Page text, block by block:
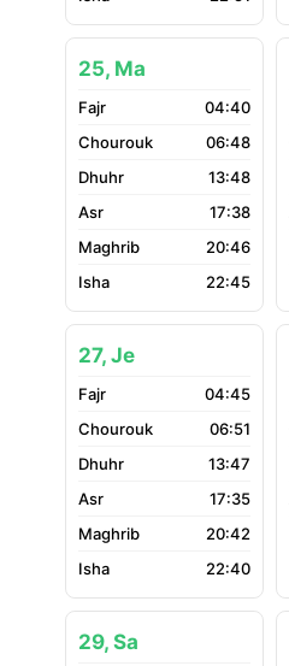
25, Ma
04:40
06:48
13:48
17:38
20:46
22:45
27, Je
04:45
06:51
13:47
17:35
20:42
22:40
29, Sa